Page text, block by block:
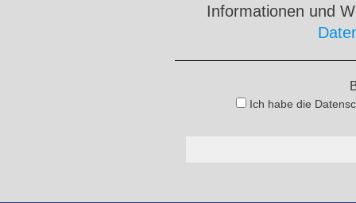
Informationen und
Ich habe die